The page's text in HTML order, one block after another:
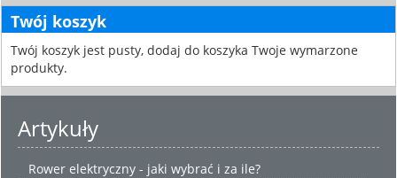
Twój koszyk
Twój koszyk jest pusty, dodaj do koszyka Twoje wymarzone
produkty.
Artykuły
Rower elektryczny - jaki wybrać i za ile?